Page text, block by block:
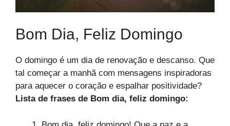
Bom Dia, Feliz Domingo​
O domingo é um dia de renovação e descanso. Que
tal começar a manhã com mensagens inspiradoras
para aquecer o coração e espalhar positividade?
Lista de frases de Bom dia, feliz domingo​: